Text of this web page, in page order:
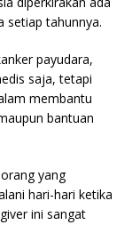
setiap tahunnya.
payudara,
saja, tetapi
membantu
bantuan
yang
hari-hari ketika
ini sangat